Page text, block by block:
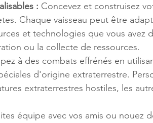
: Concevez et construisez
Chaque vaisseau peut être
et technologies que vous avez
ou la collecte de ressources.
à des combats effrénés en
d'origine extraterrestre.
extraterrestres hostiles, les
équipe avec vos amis ou nouez